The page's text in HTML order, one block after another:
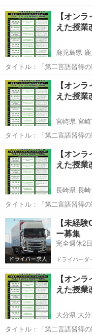
【オン
えた授
鹿児島県
タイトル：「第二言語習得
容：203…
鹿児島 鹿児島市 セミ
【オン
えた授
宮崎県 宮崎
タイトル：「第二言語習得
容：203…
宮崎 宮崎市 セミナ
【オン
えた授
長崎県 長崎
タイトル：「第二言語習得
容：203…
長崎 長崎市 セミナー
【未経
ー募集
完全週休2
ドライバーダ
【オン
えた授
大分県 大
タイトル：「第二言語習得